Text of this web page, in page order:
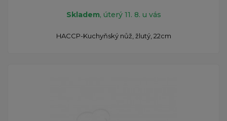
Skladem, úterý 11. 8. u vás
HACCP-Kuchyňský nůž, žlutý, 22cm